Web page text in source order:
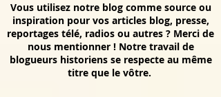
Vous utilisez notre blog comme source ou
inspiration pour vos articles blog, presse,
reportages télé, radios ou autres ? Merci de
nous mentionner ! Notre travail de
blogueurs historiens se respecte au même
titre que le vôtre.